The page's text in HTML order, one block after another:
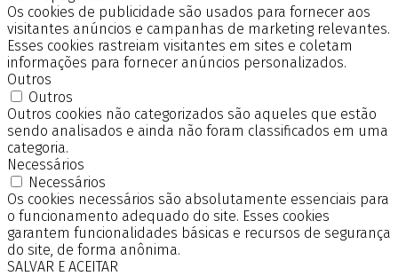
Os cookies de publicidade são usados para fornecer aos
visitantes anúncios e campanhas de marketing relevantes.
Esses cookies rastreiam visitantes em sites e coletam
informações para fornecer anúncios personalizados.
Outros
Outros
Outros cookies não categorizados são aqueles que estão
sendo analisados e ainda não foram classificados em uma
categoria.
Necessários
Necessários
Os cookies necessários são absolutamente essenciais para
o funcionamento adequado do site. Esses cookies
garantem funcionalidades básicas e recursos de segurança
do site, de forma anônima.
SALVAR E ACEITAR